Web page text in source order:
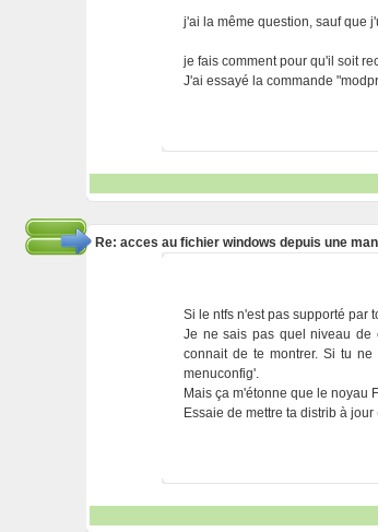
j'ai la même question, sauf que
je fais comment pour qu'il soit
J'ai essayé la commande
Re: acces au fichier windows depuis une
Si le ntfs n'est pas supporté par
Je ne sais pas quel niveau de
connait de te montrer. Si tu
menuconfig'.
Mais ça m'étonne que le noyau
Essaie de mettre ta distrib à